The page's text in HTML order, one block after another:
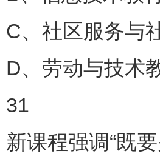
C、社区服务与
D、劳动与技术
31
新课程强调“既